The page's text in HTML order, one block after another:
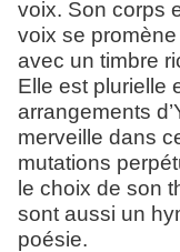
voix. Son corps
voix se
avec un timbre
Elle est plurielle
arrangements
merveille dans
mutations
le choix de son
sont aussi un
poésie.